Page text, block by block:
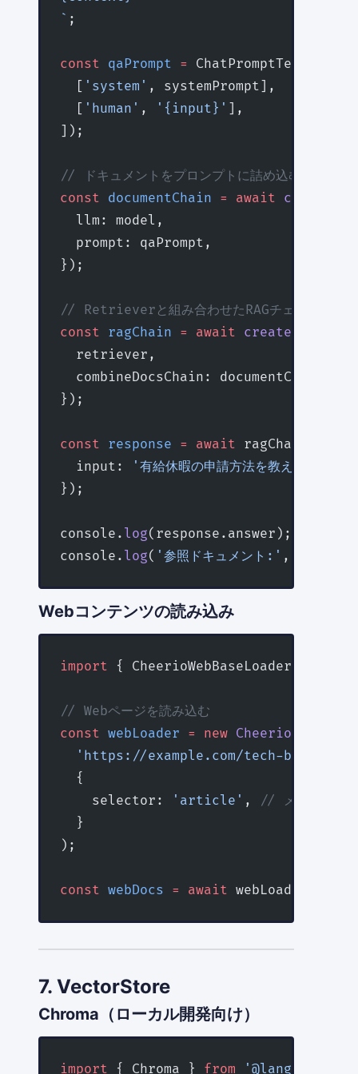
` ;
const qaPrompt = ChatPromptTemplate.
  [
'system' , systemPrompt],
  [
'human' , '{input}' ],
]);
// ドキュメントをプロンプトに詰め込むチェーン
const documentChain = await
  llm: model,
  prompt: qaPrompt,
});
// Retrieverと組み合わせたRAGチェーン
const ragChain = await
  retriever,
  combineDocsChain: documentChain,
});
const response = await ragChain.
  input:
'有給休暇の申請方法を教えてくださ
});
console. log(response.answer);
console. log( '参照ドキュメント:' ,
Webコンテンツの読み込み
import { CheerioWebBaseLoader }
// Webページを読み込む
const webLoader = new
  'https://example.com/tech-blog'
  {
    selector:
'article' , // メインコンテ
  }
);
const webDocs = await webLoader.
7. VectorStore
Chroma（ローカル開発向け）
import { Chroma } from '@langchain/